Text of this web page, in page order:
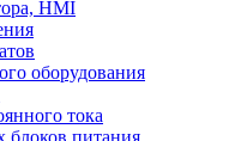
HMI
оборудования
тока
питания